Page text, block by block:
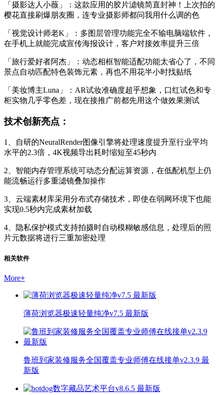
「摄影达人小薇」：这款应用的胶片滤镜简直封神！上次拍的
樱花直接刷爆朋友圈，连专业摄影师都问我用什么调的色
「视觉设计师老K」：多图层管理功能完全不输电脑端软件，
在手机上就能完成宣传海报设计，客户对接效率提升三倍
「旅行爱好者阿杰」：动态相框智能适配功能太省心了，不同
景点自动匹配特色装饰元素，再也不用花半小时找贴纸
「美妆博主Luna」：AR试妆准确度超乎想象，口红试色和专
柜实物几乎零色差，现在接推广前都先用这个做效果测试
技术创新亮点：
1、自研的NeuralRender图像引擎将处理速度提升至行业平均
水平的2.3倍，4K视频导出耗时缩短至45秒内
2、智能内存管理系统可动态分配运算资源，在低配机型上仍
能流畅运行多重滤镜叠加操作
3、云端素材库采用分布式存储技术，即使在弱网环境下也能
实现0.5秒内完成素材加载
4、隐私保护模式支持拍摄时自动模糊敏感信息，处理后的照
片元数据将进行三重加密处理
相关软件
More+
薄荷浏览器极速轻量纯净v7.5 最新版
鲁班到家装修服务全国覆盖专业师傅在线接单v2.3.9 最
新版